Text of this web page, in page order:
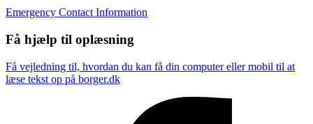
Emergency Contact Information
Få hjælp til oplæsning
Få vejledning til, hvordan du kan få din computer eller mobil til at
læse tekst op på borger.dk